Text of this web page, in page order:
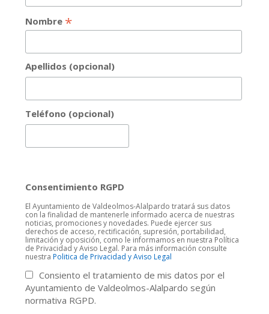
Nombre *
Apellidos (opcional)
Teléfono (opcional)
Consentimiento RGPD
El Ayuntamiento de Valdeolmos-Alalpardo tratará sus datos
con la finalidad de mantenerle informado acerca de nuestras
noticias, promociones y novedades. Puede ejercer sus
derechos de acceso, rectificación, supresión, portabilidad,
limitación y oposición, como le informamos en nuestra Política
de Privacidad y Aviso Legal. Para más información consulte
nuestra Politica de Privacidad y Aviso Legal
Consiento el tratamiento de mis datos por el
Ayuntamiento de Valdeolmos-Alalpardo según
normativa RGPD.